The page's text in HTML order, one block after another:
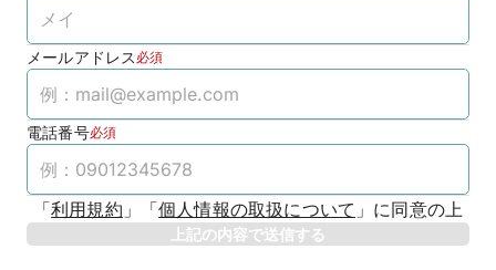
メールアドレス 必須
電話番号必須
「利用規約 」 「個人情報の取扱について 」 に同意の上
上記の内容で送信する